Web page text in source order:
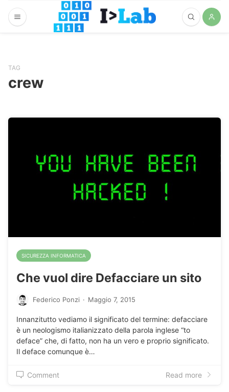
TAG
crew
SICUREZZA INFORMATICA
Che vuol dire Defacciare un sito
Federico Ponzi · Maggio 7, 2015
Innanzitutto vediamo il significato del termine: defacciare
è un neologismo italianizzato della parola inglese “to
deface” che, di fatto, non ha un vero e proprio significato.
Il deface comunque è…
Comment Read more